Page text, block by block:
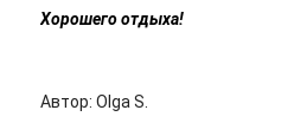
Хорошего отдыха!
Автор: Olga S.